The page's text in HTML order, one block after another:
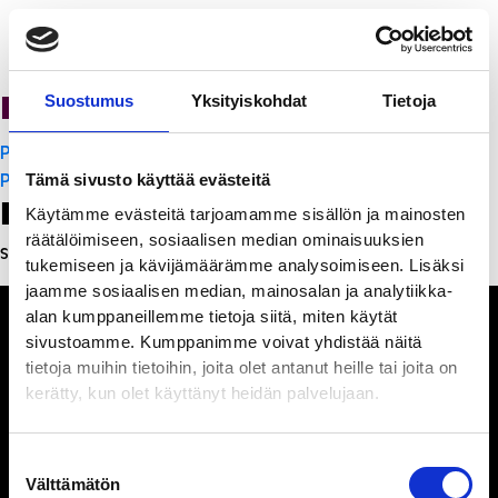
Suostumus Yksityiskohdat Tietoja
Tämä sivusto käyttää evästeitä
Käytämme evästeitä tarjoamamme sisällön ja mainosten
räätälöimiseen, sosiaalisen median ominaisuuksien
tukemiseen ja kävijämäärämme analysoimiseen. Lisäksi
jaamme sosiaalisen median, mainosalan ja analytiikka-
alan kumppaneillemme tietoja siitä, miten käytät
sivustoamme. Kumppanimme voivat yhdistää näitä
tietoja muihin tietoihin, joita olet antanut heille tai joita on
kerätty, kun olet käyttänyt heidän palvelujaan.
valinta
Välttämätön
PanchoVilla
Artikkelien
selaus
PanchoVilla
PanchoVilla
Leave a Reply
Sinun täytyy kirjautua sisään